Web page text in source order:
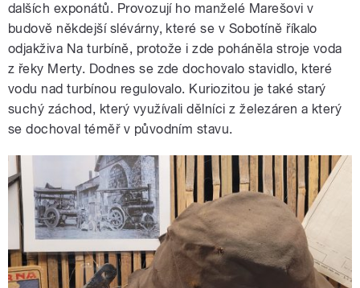
dalších exponátů. Provozují ho manželé Marešovi v
budově někdejší slévárny, které se v Sobotíně říkalo
odjakživa Na turbíně, protože i zde poháněla stroje voda
z řeky Merty. Dodnes se zde dochovalo stavidlo, které
vodu nad turbínou regulovalo. Kuriozitou je také starý
suchý záchod, který využívali dělníci z železáren a který
se dochoval téměř v původním stavu.